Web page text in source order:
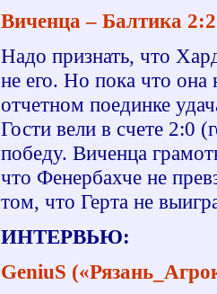
Виченца – Балтика
Надо признать, что
не его. Но пока что
отчетном поединке
Гости вели в счете 2:0
победу. Виченца
что Фенербахче не
том, что Герта не
ИНТЕРВЬЮ:
GeniuS